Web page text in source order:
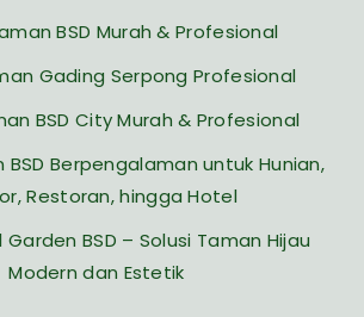
BSD Murah & Profesional
Gading Serpong Profesional
BSD City Murah & Profesional
BSD Berpengalaman untuk Hunian,
Restoran, hingga Hotel
BSD – Solusi Taman Hijau
Modern dan Estetik